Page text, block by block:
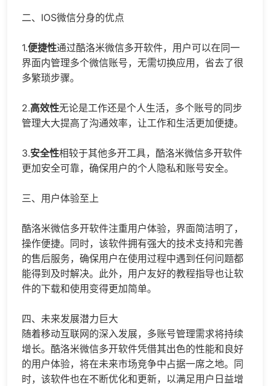
二、IOS微信分身的优点
1.便捷性通过酷洛米微信多开软件，用户可以在同一
界面内管理多个微信账号，无需切换应用，省去了很
多繁琐步骤。
2.高效性无论是工作还是个人生活，多个账号的同步
管理大大提高了沟通效率，让工作和生活更加便捷。
3.安全性相较于其他多开工具，酷洛米微信多开软件
更加安全可靠，确保用户的个人隐私和账号安全。
三、用户体验至上
酷洛米微信多开软件注重用户体验，界面简洁明了，
操作便捷。同时，该软件拥有强大的技术支持和完善
的售后服务，确保用户在使用过程中遇到任何问题都
能得到及时解决。此外，用户友好的教程指导也让软
件的下载和使用变得更加简单。
四、未来发展潜力巨大
随着移动互联网的深入发展，多账号管理需求将持续
增长。酷洛米微信多开软件凭借其出色的性能和良好
的用户体验，将在未来市场竞争中占据一席之地。同
时，该软件也在不断优化和更新，以满足用户日益增